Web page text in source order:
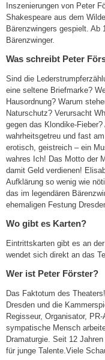
Inszenierungen von Peter
Shakespeare aus dem
Bärenzwingers gespielt. Ab
Bärenzwinger.
Was schreibt Peter
Sind die
eine seltene Briefmarke?
Hausordnung? Warum
Naturschutz? Verursacht
gegen das Klondike-Fieber?
wahrheitsgetreu und fast
erotisch, geistreich – ein
wahres Ich! Das Motto der
damit Geld verdienen!
Aufklärung so wenig wie
das im legendären
ehemaligen Festung
Wo gibt es Karten?
Eintrittskarten gibt es an
wendet sich direkt an das
Wer ist Peter Förster?
Das Faktotum des
Dresden und die
Regisseur, Organisator,
sympatische Mensch
Dramaturgie. Seit 12
für junge Talente.Viele